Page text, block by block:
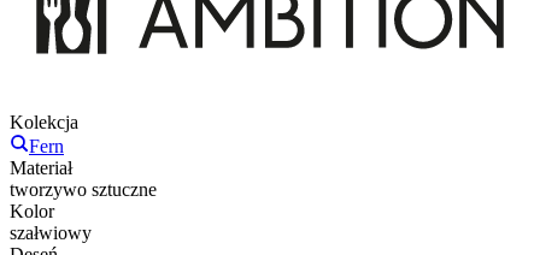
Kolekcja
Fern
Materiał
tworzywo sztuczne
Kolor
szałwiowy